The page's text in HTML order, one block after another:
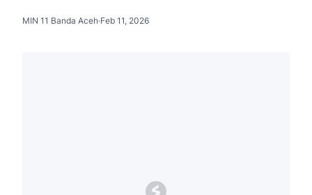
MIN 11 Banda Aceh·Feb 11, 2026